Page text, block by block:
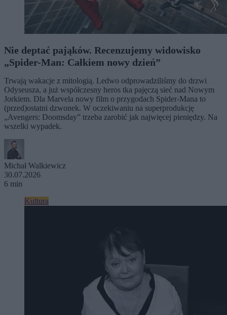
Nie deptać pająków. Recenzujemy widowisko
„Spider-Man: Całkiem nowy dzień”
Trwają wakacje z mitologią. Ledwo odprowadziliśmy do drzwi
Odyseusza, a już współczesny heros tka pajęczą sieć nad Nowym
Jorkiem. Dla Marvela nowy film o przygodach Spider-Mana to
(przed)ostatni dzwonek. W oczekiwaniu na superprodukcję
„Avengers: Doomsday” trzeba zarobić jak najwięcej pieniędzy. Na
wszelki wypadek.
Michał Walkiewicz
30.07.2026
6 min
Kultura